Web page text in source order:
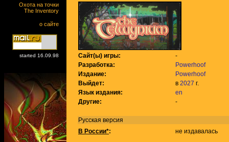
Охота на точки
The Inventory
о сайте
started 16.09.98 Сайт(ы) игры:
-
Разработка:
Powerhoof
Издание:
Powerhoof
Выйдет:
в 2027 г.
Язык издания:
en
Другие:
-
Русская версия
В России*: не издавалась